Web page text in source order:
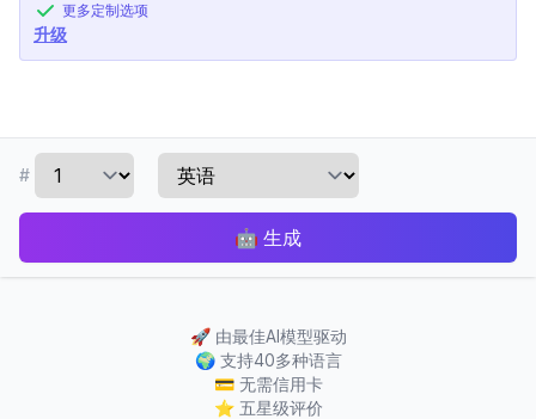
更多定制选项
升级
#
🤖 生成
🚀 由最佳AI模型驱动
🌍 支持40多种语言
💳 无需信用卡
⭐ 五星级评价